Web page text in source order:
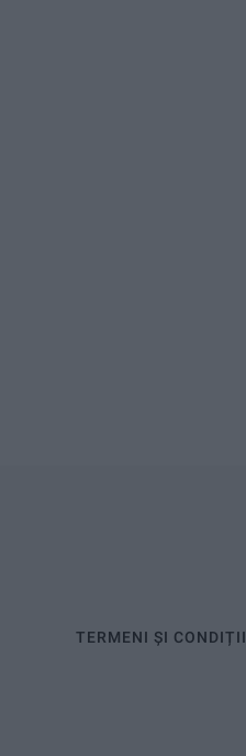
TERMENI ȘI CONDIȚII